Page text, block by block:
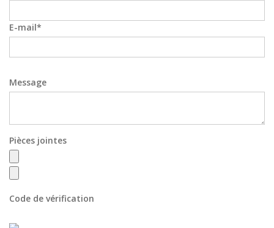
E-mail
Message
Pièces jointes
Code de vérification